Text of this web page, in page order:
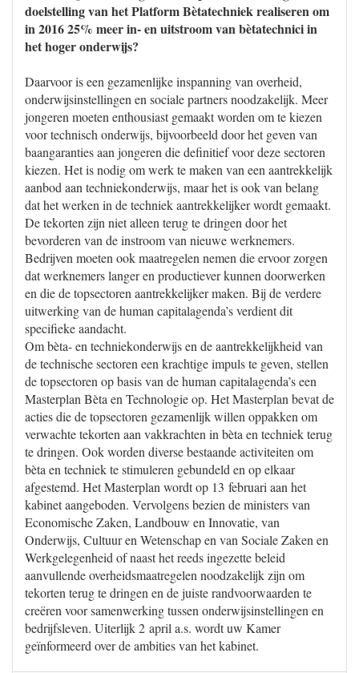
doelstelling van het Platform Bètatechniek realiseren om
in 2016 25% meer in- en uitstroom van bètatechnici in
het hoger onderwijs?
Daarvoor is een gezamenlijke inspanning van overheid,
onderwijsinstellingen en sociale partners noodzakelijk. Meer
jongeren moeten enthousiast gemaakt worden om te kiezen
voor technisch onderwijs, bijvoorbeeld door het geven van
baangaranties aan jongeren die definitief voor deze sectoren
kiezen. Het is nodig om werk te maken van een aantrekkelijk
aanbod aan techniekonderwijs, maar het is ook van belang
dat het werken in de techniek aantrekkelijker wordt gemaakt.
De tekorten zijn niet alleen terug te dringen door het
bevorderen van de instroom van nieuwe werknemers.
Bedrijven moeten ook maatregelen nemen die ervoor zorgen
dat werknemers langer en productiever kunnen doorwerken
en die de topsectoren aantrekkelijker maken. Bij de verdere
uitwerking van de human capitalagenda’s verdient dit
specifieke aandacht.
Om bèta- en techniekonderwijs en de aantrekkelijkheid van
de technische sectoren een krachtige impuls te geven, stellen
de topsectoren op basis van de human capitalagenda’s een
Masterplan Bèta en Technologie op. Het Masterplan bevat de
acties die de topsectoren gezamenlijk willen oppakken om
verwachte tekorten aan vakkrachten in bèta en techniek terug
te dringen. Ook worden diverse bestaande activiteiten om
bèta en techniek te stimuleren gebundeld en op elkaar
afgestemd. Het Masterplan wordt op 13 februari aan het
kabinet aangeboden. Vervolgens bezien de ministers van
Economische Zaken, Landbouw en Innovatie, van
Onderwijs, Cultuur en Wetenschap en van Sociale Zaken en
Werkgelegenheid of naast het reeds ingezette beleid
aanvullende overheidsmaatregelen noodzakelijk zijn om
tekorten terug te dringen en de juiste randvoorwaarden te
creëren voor samenwerking tussen onderwijsinstellingen en
bedrijfsleven. Uiterlijk 2 april a.s. wordt uw Kamer
geïnformeerd over de ambities van het kabinet.